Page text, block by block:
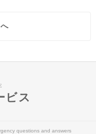
ビス
questions and answers